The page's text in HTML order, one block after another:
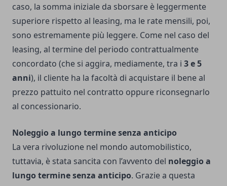
caso, la somma iniziale da sborsare è leggermente
superiore rispetto al leasing, ma le rate mensili, poi,
sono estremamente più leggere. Come nel caso del
leasing, al termine del periodo contrattualmente
concordato (che si aggira, mediamente, tra i 3 e 5
anni), il cliente ha la facoltà di acquistare il bene al
prezzo pattuito nel contratto oppure riconsegnarlo
al concessionario.
Noleggio a lungo termine senza anticipo
La vera rivoluzione nel mondo automobilistico,
tuttavia, è stata sancita con l’avvento del noleggio a
lungo termine senza anticipo. Grazie a questa